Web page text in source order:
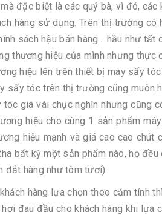
đặc biệt là các quý bà, vì đó,
hàng sử dụng. Trên thị trường
sách hậu bán hàng... hầu như
thương hiệu của mình nhưng
hiệu lên trên thiết bị máy sấy
sấy tóc trên thị trường cũng muôn
tóc giá vài chục nghìn nhưng cũng
hiệu cho cùng 1 sản phẩm
hiệu mạnh và giá cao cao
bất kỳ một sản phẩm nào, họ
đắt hàng như tôm tươi).
hàng lựa chọn theo cảm tính
hơi đau đầu cho khách hàng khi